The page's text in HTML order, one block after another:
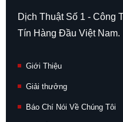
Dịch Thuật Số 1 - Công
Tín Hàng Đầu Việt Nam.
Giới Thiệu
Giải thưởng
Báo Chí Nói Về Chúng Tôi